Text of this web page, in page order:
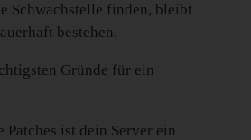
Schwachstelle finden, bleibt
bestehen.
Gründe für ein
Patches ist dein Server ein